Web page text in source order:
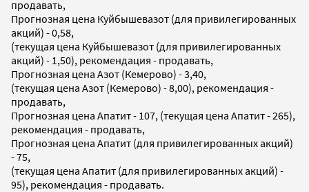
продавать,
Прогнозная цена Куйбышевазот (для привилегированных
акций) - 0,58,
(текущая цена Куйбышевазот (для привилегированных
акций) - 1,50), рекомендация - продавать,
Прогнозная цена Азот (Кемерово) - 3,40,
(текущая цена Азот (Кемерово) - 8,00), рекомендация -
продавать,
Прогнозная цена Апатит - 107, (текущая цена Апатит - 265),
рекомендация - продавать,
Прогнозная цена Апатит (для привилегированных акций)
- 75,
(текущая цена Апатит (для привилегированных акций) -
95), рекомендация - продавать.